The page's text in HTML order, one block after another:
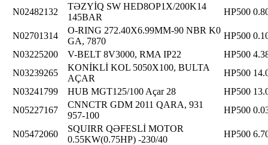
N02482132
TƏZYİQ SW HED8OP1X/200K14
145BAR
HP500
N02701314
O-RING 272.40X6.99MM-90 NBR K0
GA, 7870
HP500
N03225200
V-BELT 8V3000, RMA IP22 HP500
N03239265
KONİKLİ KOL 5050X100, BULTA
AÇAR
HP500
N03241799
HUB MGT125/100 Açar 28 HP500
N05227167
CNNCTR GDM 2011 QARA, 931
957-100
HP500
N05472060
SQUIRR QƏFESLİ MOTOR
0.55KW(0.75HP) -230/40
HP500